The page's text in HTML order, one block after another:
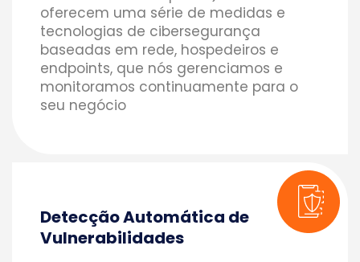
oferecem uma série de medidas e
tecnologias de cibersegurança
baseadas em rede, hospedeiros e
endpoints, que nós gerenciamos e
monitoramos continuamente para o
seu negócio
Detecção Automática de
Vulnerabilidades